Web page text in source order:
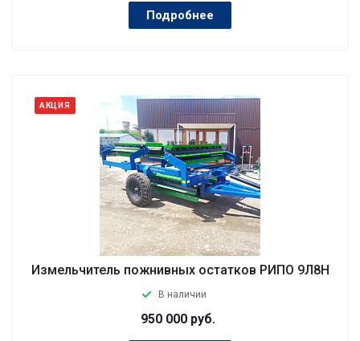
Подробнее
АКЦИЯ
Измельчитель пожнивных остатков РИПО 9Л8Н
В наличии
950 000 руб.